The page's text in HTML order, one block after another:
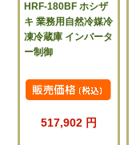
HRF-180BF ホシザ
キ 業務用自然冷媒冷
凍冷蔵庫 インバータ
ー制御
517,902 円